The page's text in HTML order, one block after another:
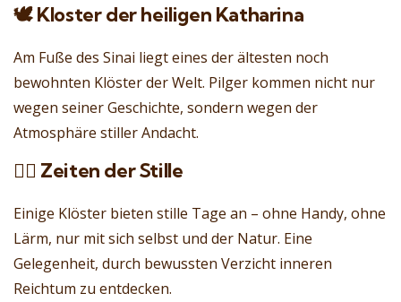
🕊️ Kloster der heiligen Katharina
Am Fuße des Sinai liegt eines der ältesten noch
bewohnten Klöster der Welt. Pilger kommen nicht nur
wegen seiner Geschichte, sondern wegen der
Atmosphäre stiller Andacht.
🧘‍♂️ Zeiten der Stille
Einige Klöster bieten stille Tage an – ohne Handy, ohne
Lärm, nur mit sich selbst und der Natur. Eine
Gelegenheit, durch bewussten Verzicht inneren
Reichtum zu entdecken.